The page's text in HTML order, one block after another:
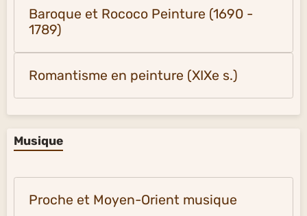
Baroque et Rococo Peinture (1690 -
1789)
Romantisme en peinture (XIXe s.)
Musique
Proche et Moyen-Orient musique